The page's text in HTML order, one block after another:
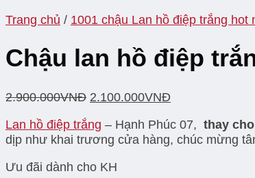
Trang chủ / 1001 chậu Lan hồ điệp trắng hot
Chậu lan hồ điệp
2.900.000VNĐ 2.100.000VNĐ
Lan hồ điệp trắng – Hạnh Phúc 07, thay
dịp như khai trương cửa hàng, chúc mừng
Ưu đãi dành cho KH